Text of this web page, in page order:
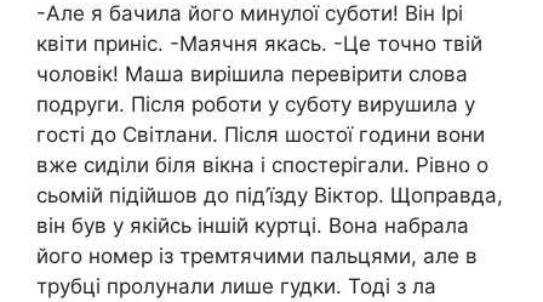
-Але я бачила його минулої суботи! Він Ірі
квіти приніс. -Маячня якась. -Це точно твій
чоловік! Маша вирішила перевірити слова
подруги. Після роботи у суботу вирушила у
гості до Світлани. Після шостої години вони
вже сиділи біля вікна і спостерігали. Рівно о
сьомій підійшов до під’їзду Віктор. Щоправда,
він був у якійсь іншій куртці. Вона набрала
його номер із тремтячими пальцями, але в
трубці пролунали лише гудки. Тоді з ла